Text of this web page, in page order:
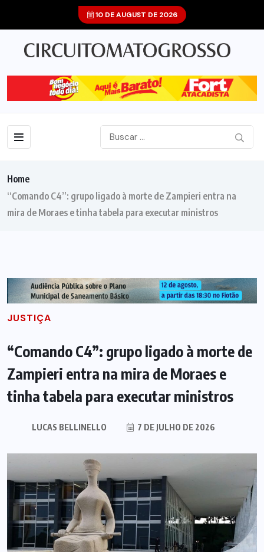
10 DE AUGUST DE 2026
Home
“Comando C4”: grupo ligado à morte de Zampieri entra na
mira de Moraes e tinha tabela para executar ministros
JUSTIÇA
“Comando C4”: grupo ligado à morte de
Zampieri entra na mira de Moraes e
tinha tabela para executar ministros
LUCAS BELLINELLO 7 DE JULHO DE 2026